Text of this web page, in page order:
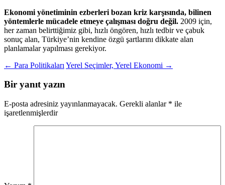
Ekonomi yönetiminin ezberleri bozan kriz karşısında, bilinen
yöntemlerle mücadele etmeye çalışması doğru değil. 2009 için,
her zaman belirttiğimiz gibi, hızlı öngören, hızlı tedbir ve çabuk
sonuç alan, Türkiye’nin kendine özgü şartlarını dikkate alan
planlamalar yapılması gerekiyor.
Yazı
dolaşımı
← Para Politikaları Yerel Seçimler, Yerel Ekonomi →
Bir yanıt yazın
E-posta adresiniz yayınlanmayacak. Gerekli alanlar * ile
işaretlenmişlerdir